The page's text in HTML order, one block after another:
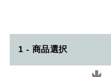
1 - 商品選択